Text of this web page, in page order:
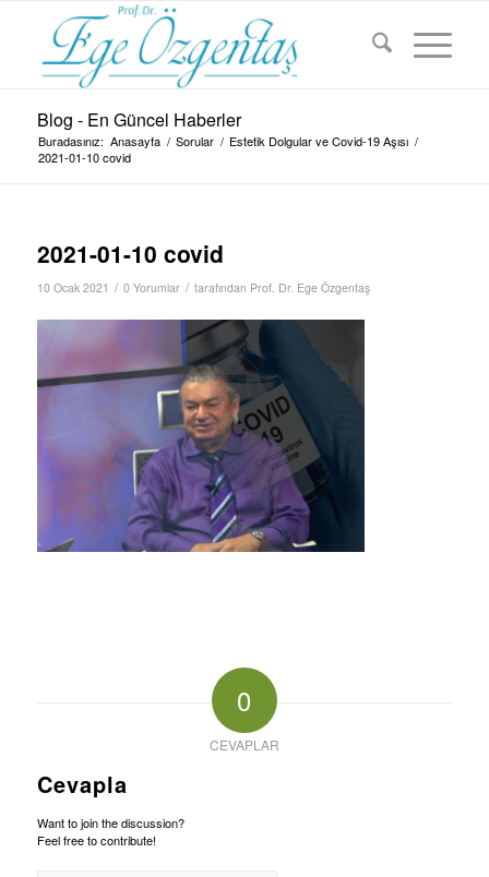
Blog - En Güncel Haberler
Buradasınız: Anasayfa / Sorular / Estetik Dolgular ve Covid-19 Aşısı /
2021-01-10 covid
2021-01-10 covid
10 Ocak 2021 / 0 Yorumlar / tarafından Prof. Dr. Ege Özgentaş
0
CEVAPLAR
Cevapla
Want to join the discussion?
Feel free to contribute!